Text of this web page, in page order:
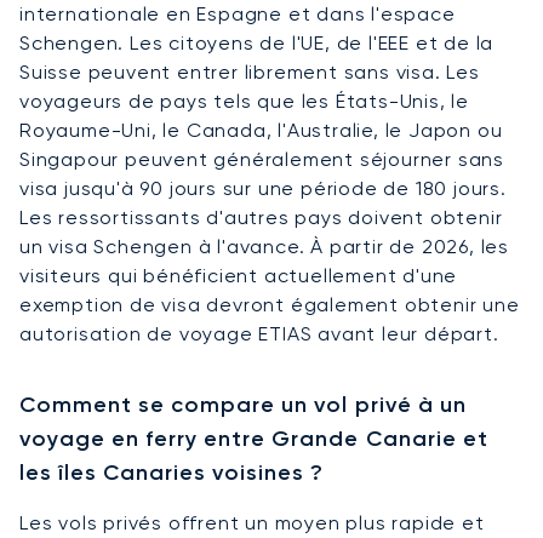
internationale en Espagne et dans l'espace
Schengen. Les citoyens de l'UE, de l'EEE et de la
Suisse peuvent entrer librement sans visa. Les
voyageurs de pays tels que les États-Unis, le
Royaume-Uni, le Canada, l'Australie, le Japon ou
Singapour peuvent généralement séjourner sans
visa jusqu'à 90 jours sur une période de 180 jours.
Les ressortissants d'autres pays doivent obtenir
un visa Schengen à l'avance. À partir de 2026, les
visiteurs qui bénéficient actuellement d'une
exemption de visa devront également obtenir une
autorisation de voyage ETIAS avant leur départ.
Comment se compare un vol privé à un
voyage en ferry entre Grande Canarie et
les îles Canaries voisines ?
Les vols privés offrent un moyen plus rapide et